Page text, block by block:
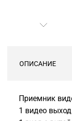
ОПИСАНИЕ
Приемник
1 видео выход